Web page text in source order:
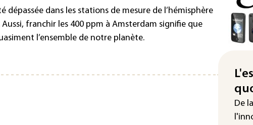
dépassée dans les stations de mesure de l’hémisphère
franchir les 400 ppm à Amsterdam signifie que
l’ensemble de notre planète.
Le
De